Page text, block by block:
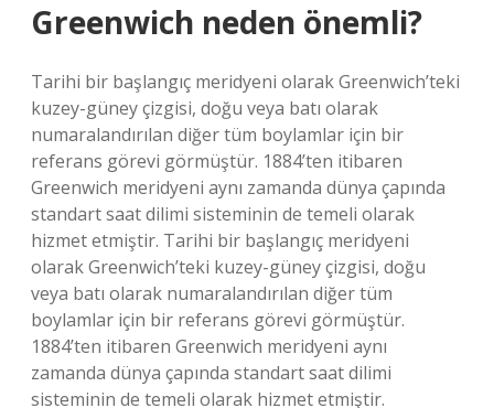
Greenwich neden önemli?
Tarihi bir başlangıç ​​meridyeni olarak Greenwich’teki
kuzey-güney çizgisi, doğu veya batı olarak
numaralandırılan diğer tüm boylamlar için bir
referans görevi görmüştür. 1884’ten itibaren
Greenwich meridyeni aynı zamanda dünya çapında
standart saat dilimi sisteminin de temeli olarak
hizmet etmiştir. Tarihi bir başlangıç ​​meridyeni
olarak Greenwich’teki kuzey-güney çizgisi, doğu
veya batı olarak numaralandırılan diğer tüm
boylamlar için bir referans görevi görmüştür.
1884’ten itibaren Greenwich meridyeni aynı
zamanda dünya çapında standart saat dilimi
sisteminin de temeli olarak hizmet etmiştir.